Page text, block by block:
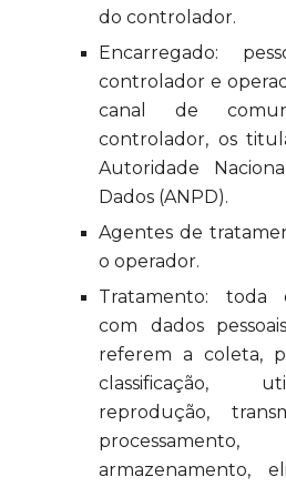
do controlador.
Encarregado:
controlador e
canal de
controlador, os
Autoridade
Dados (ANPD).
Agentes de
o operador.
Tratamento: toda
com dados
referem a coleta,
classificação,
reprodução,
armazenamento,